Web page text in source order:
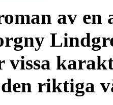
av en
vissa
riktiga